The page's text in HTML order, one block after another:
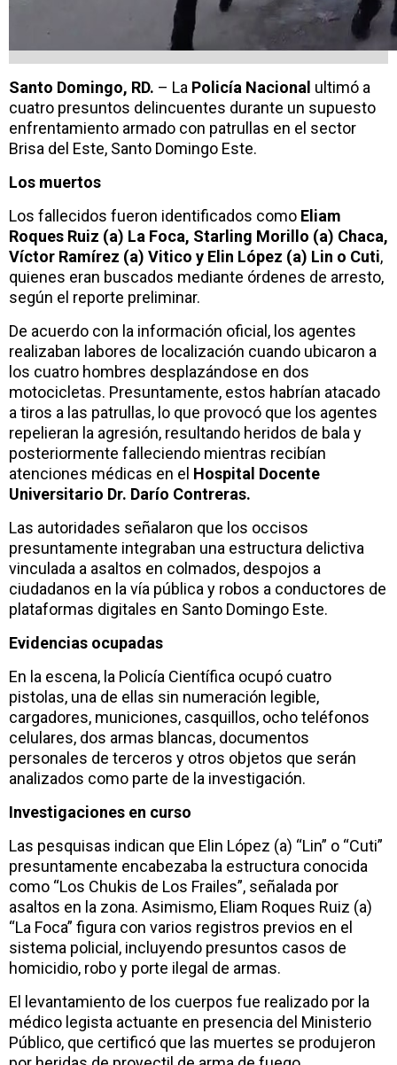
Santo Domingo, RD. – La Policía Nacional ultimó a
cuatro presuntos delincuentes durante un supuesto
enfrentamiento armado con patrullas en el sector
Brisa del Este, Santo Domingo Este.
Los muertos
Los fallecidos fueron identificados como Eliam
Roques Ruiz (a) La Foca, Starling Morillo (a) Chaca,
Víctor Ramírez (a) Vitico y Elin López (a) Lin o Cuti,
quienes eran buscados mediante órdenes de arresto,
según el reporte preliminar.
De acuerdo con la información oficial, los agentes
realizaban labores de localización cuando ubicaron a
los cuatro hombres desplazándose en dos
motocicletas. Presuntamente, estos habrían atacado
a tiros a las patrullas, lo que provocó que los agentes
repelieran la agresión, resultando heridos de bala y
posteriormente falleciendo mientras recibían
atenciones médicas en el Hospital Docente
Universitario Dr. Darío Contreras.
Las autoridades señalaron que los occisos
presuntamente integraban una estructura delictiva
vinculada a asaltos en colmados, despojos a
ciudadanos en la vía pública y robos a conductores de
plataformas digitales en Santo Domingo Este.
Evidencias ocupadas
En la escena, la Policía Científica ocupó cuatro
pistolas, una de ellas sin numeración legible,
cargadores, municiones, casquillos, ocho teléfonos
celulares, dos armas blancas, documentos
personales de terceros y otros objetos que serán
analizados como parte de la investigación.
Investigaciones en curso
Las pesquisas indican que Elin López (a) “Lin” o “Cuti”
presuntamente encabezaba la estructura conocida
como “Los Chukis de Los Frailes”, señalada por
asaltos en la zona. Asimismo, Eliam Roques Ruiz (a)
“La Foca” figura con varios registros previos en el
sistema policial, incluyendo presuntos casos de
homicidio, robo y porte ilegal de armas.
El levantamiento de los cuerpos fue realizado por la
médico legista actuante en presencia del Ministerio
Público, que certificó que las muertes se produjeron